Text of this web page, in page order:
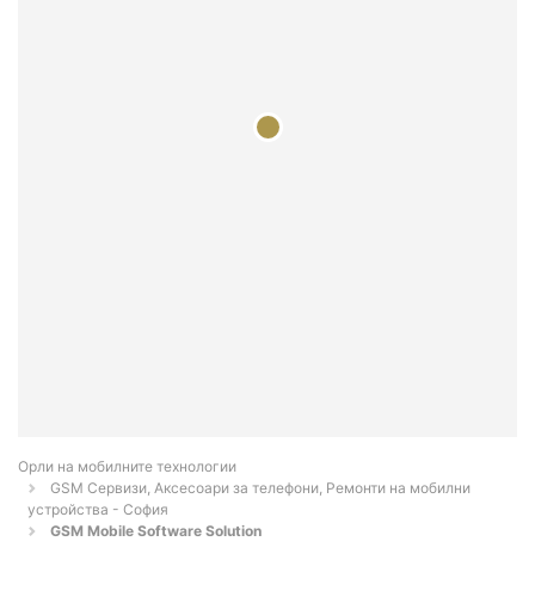
Орли на мобилните технологии
GSM Сервизи, Аксесоари за телефони, Ремонти на мобилни
устройства - София
GSM Mobile Software Solution